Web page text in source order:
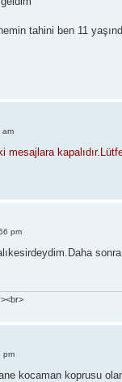
tahini ben 11
am
mesajlara
pm
pm
kocaman koprusu